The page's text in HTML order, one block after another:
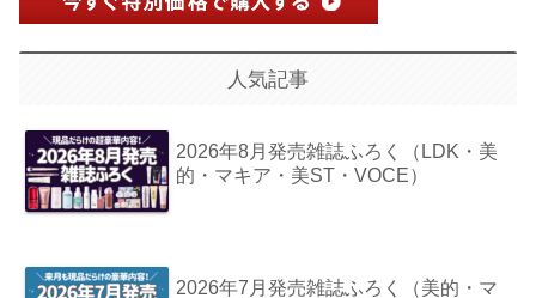
人気記事
2026年8月発売雑誌ふろく（LDK・美
的・マキア・美ST・VOCE）
2026年7月発売雑誌ふろく（美的・マ